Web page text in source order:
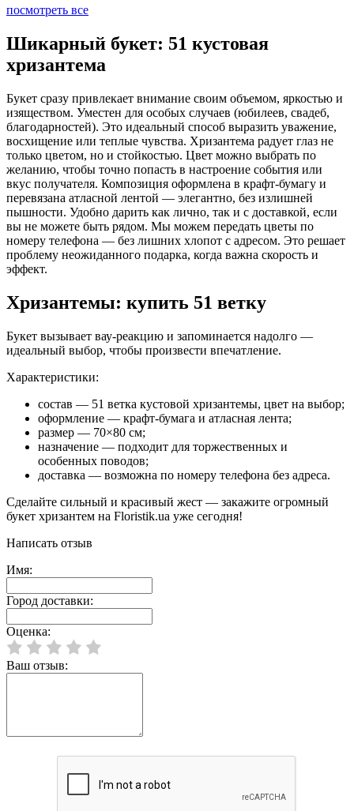
посмотреть все
Шикарный букет: 51 кустовая
хризантема
Букет сразу привлекает внимание своим объемом, яркостью и
изяществом. Уместен для особых случаев (юбилеев, свадеб,
благодарностей). Это идеальный способ выразить уважение,
восхищение или теплые чувства. Хризантема радует глаз не
только цветом, но и стойкостью. Цвет можно выбрать по
желанию, чтобы точно попасть в настроение события или
вкус получателя. Композиция оформлена в крафт-бумагу и
перевязана атласной лентой — элегантно, без излишней
пышности. Удобно дарить как лично, так и с доставкой, если
вы не можете быть рядом. Мы можем передать цветы по
номеру телефона — без лишних хлопот с адресом. Это решает
проблему неожиданного подарка, когда важна скорость и
эффект.
Хризантемы: купить 51 ветку
Букет вызывает вау-реакцию и запоминается надолго —
идеальный выбор, чтобы произвести впечатление.
Характеристики:
состав — 51 ветка кустовой хризантемы, цвет на выбор;
оформление — крафт-бумага и атласная лента;
размер — 70×80 см;
назначение — подходит для торжественных и
особенных поводов;
доставка — возможна по номеру телефона без адреса.
Сделайте сильный и красивый жест — закажите огромный
букет хризантем на Floristik.ua уже сегодня!
Написать отзыв
Имя:
Город доставки:
Оценка:
Ваш отзыв: